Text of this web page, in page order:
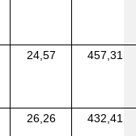
24,57 457,31
26,26 432,41